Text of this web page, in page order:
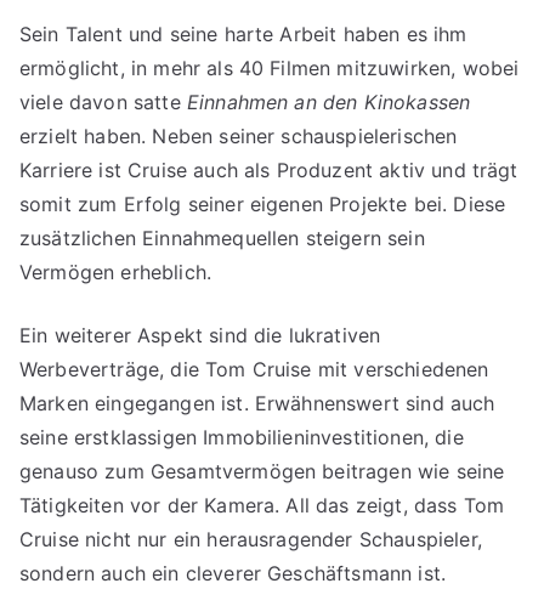
Sein Talent und seine harte Arbeit haben es ihm
ermöglicht, in mehr als 40 Filmen mitzuwirken, wobei
viele davon satte Einnahmen an den Kinokassen
erzielt haben. Neben seiner schauspielerischen
Karriere ist Cruise auch als Produzent aktiv und trägt
somit zum Erfolg seiner eigenen Projekte bei. Diese
zusätzlichen Einnahmequellen steigern sein
Vermögen erheblich.
Ein weiterer Aspekt sind die lukrativen
Werbeverträge, die Tom Cruise mit verschiedenen
Marken eingegangen ist. Erwähnenswert sind auch
seine erstklassigen Immobilieninvestitionen, die
genauso zum Gesamtvermögen beitragen wie seine
Tätigkeiten vor der Kamera. All das zeigt, dass Tom
Cruise nicht nur ein herausragender Schauspieler,
sondern auch ein cleverer Geschäftsmann ist.